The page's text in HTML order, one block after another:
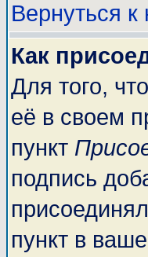
Вернуться к
Как
Для того,
её в своем
пункт
подпись
пункт в